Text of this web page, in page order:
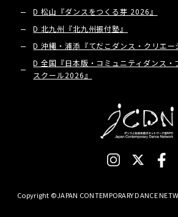
D 松山『ダンスをつくる芽 2026』
D 北九州『北九州振付塾』
D 沖縄・浦添『てだこダンス・クリエー
D 全国『日本版・コミュニティダンス
スクール2026』
Copyright ©JAPAN CONTEMPORARY DANCE